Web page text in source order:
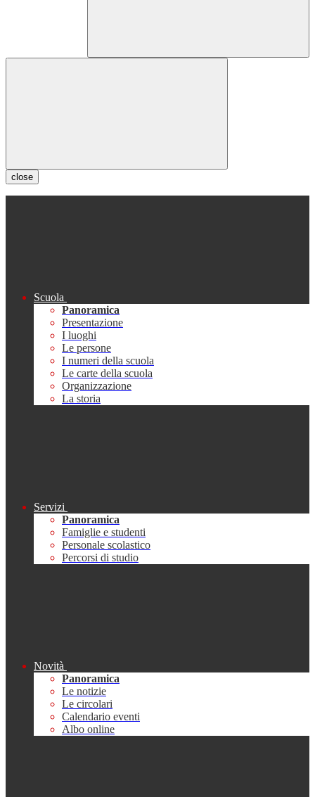
close
Scuola
Panoramica
Presentazione
I luoghi
Le persone
I numeri della scuola
Le carte della scuola
Organizzazione
La storia
Servizi
Panoramica
Famiglie e studenti
Personale scolastico
Percorsi di studio
Novità
Panoramica
Le notizie
Le circolari
Calendario eventi
Albo online